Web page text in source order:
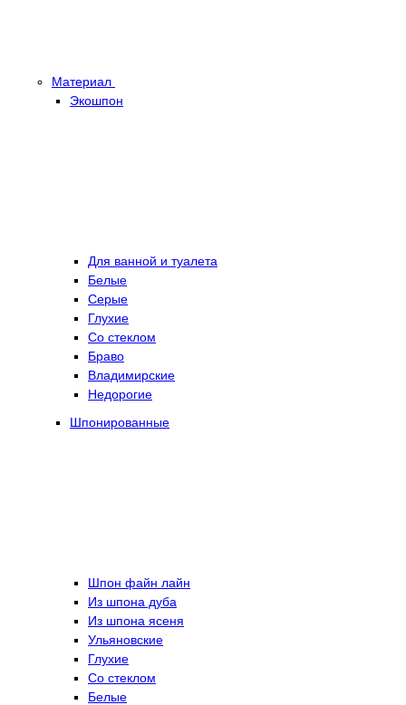
Материал
Экошпон
Для ванной и туалета
Белые
Серые
Глухие
Со стеклом
Браво
Владимирские
Недорогие
Шпонированные
Шпон файн лайн
Из шпона дуба
Из шпона ясеня
Ульяновские
Глухие
Со стеклом
Белые